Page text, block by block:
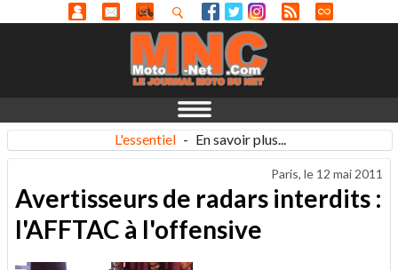
L'essentiel - En savoir plus...
Paris, le 12 mai 2011
Avertisseurs de radars interdits :
l'AFFTAC à l'offensive